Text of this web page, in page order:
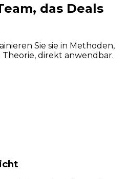
das Deals
Sie sie in Methoden,
direkt anwendbar.